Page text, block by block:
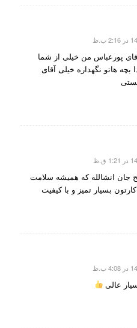
پورعباس من خیلی از شما
بچه هاتو نگهداره خیلی آقای
جان انشالله که همیشه سلامت
کارتون بسیار تمیز و با کیفیت
عالی